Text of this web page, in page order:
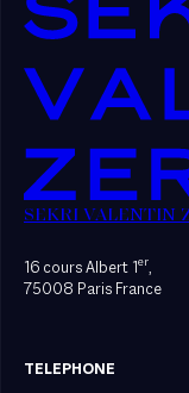
SEKRI VALENTIN
16 cours Albert 1er,
75008 Paris France
TELEPHONE